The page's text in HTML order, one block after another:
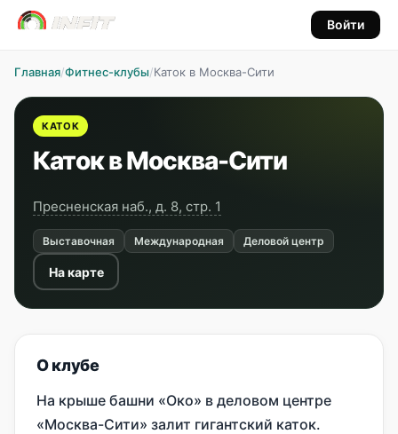
Войти
Главная/Фитнес-клубы/Каток в Москва-Сити
КАТОК
Каток в Москва-Сити
Пресненская наб., д. 8, стр. 1
Выставочная Международная Деловой центр
На карте
О клубе
На крыше башни «Око» в деловом центре
«Москва-Сити» залит гигантский каток.